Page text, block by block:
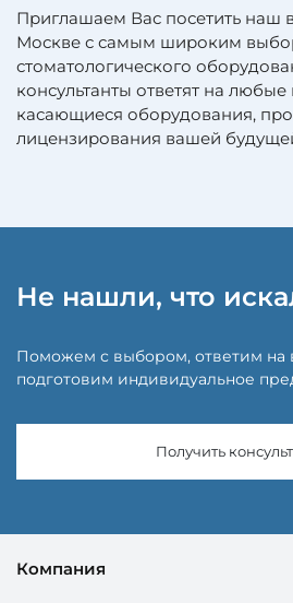
Приглашаем Вас посетить наш
Москве с самым широким
стоматологического
консультанты ответят на
касающиеся оборудования,
лицензирования вашей
Не нашли, что
Поможем с выбором, ответим на
подготовим индивидуальное
Получить
Компания